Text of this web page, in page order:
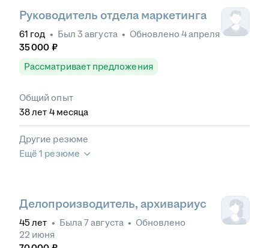
Руководитель отдела маркетинга
61 год • Был 3 августа • Обновлено 4 апреля
35 000 ₽
Рассматривает предложения
Общий опыт
38лет 4 месяца
Другие резюме
Ещё 1 резюме
Делопроизводитель, архивариус
45 лет • Была7 августа • Обновлено
22 июня